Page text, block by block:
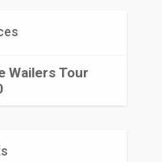
Wailers Tour